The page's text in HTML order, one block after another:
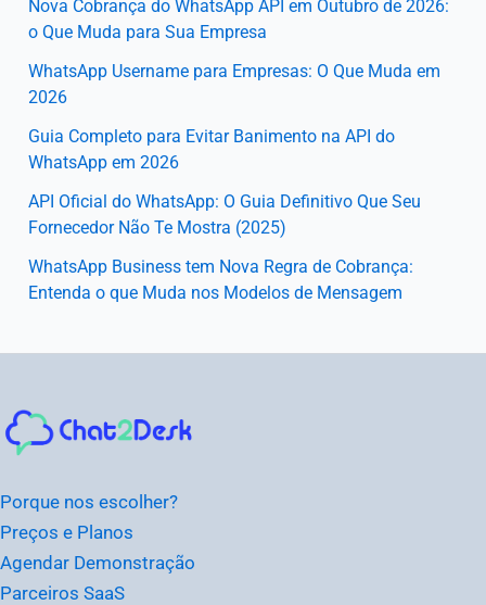
Nova Cobrança do WhatsApp API em Outubro de 2026:
o Que Muda para Sua Empresa
WhatsApp Username para Empresas: O Que Muda em
2026
Guia Completo para Evitar Banimento na API do
WhatsApp em 2026
API Oficial do WhatsApp: O Guia Definitivo Que Seu
Fornecedor Não Te Mostra (2025)
WhatsApp Business tem Nova Regra de Cobrança:
Entenda o que Muda nos Modelos de Mensagem
Porque nos escolher?
Preços e Planos
Agendar Demonstração
Parceiros SaaS
Instagram
Facebook